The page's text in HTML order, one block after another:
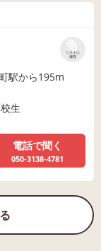
リストに
保存
駅から195m
生
電話で聞く
050-3138-4781